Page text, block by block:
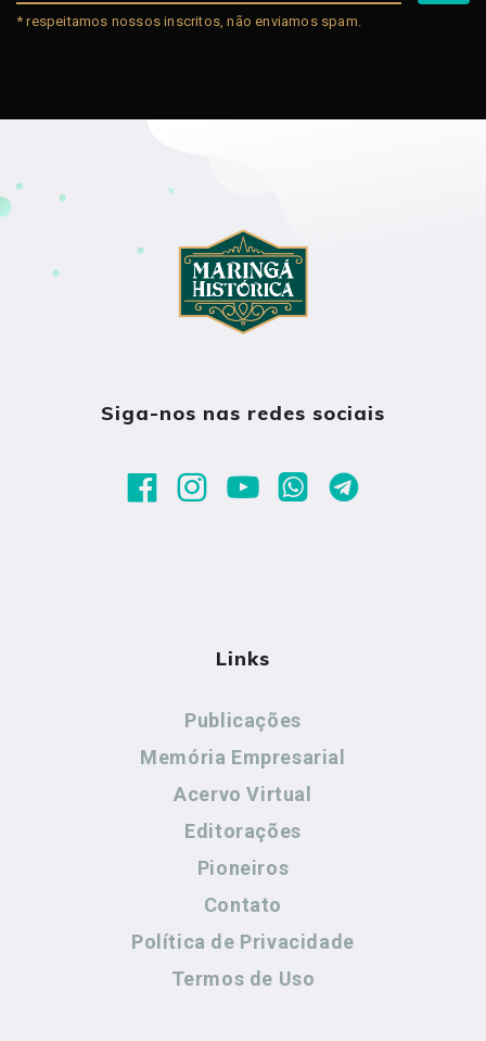
* respeitamos nossos inscritos, não enviamos spam.
Siga-nos nas redes sociais
Links
Publicações
Memória Empresarial
Acervo Virtual
Editorações
Pioneiros
Contato
Política de Privacidade
Termos de Uso